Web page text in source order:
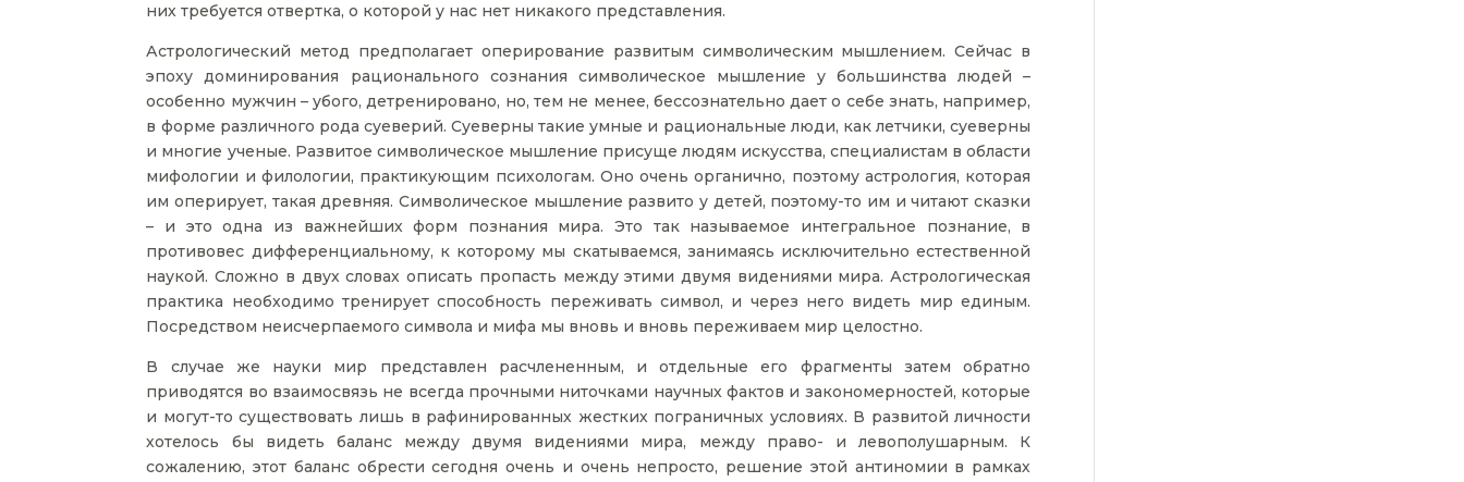
них требуется отвертка, о которой у нас нет никакого представления.
Астрологический метод предполагает оперирование развитым символическим мышлением. Сейчас в
эпоху доминирования рационального сознания символическое мышление у большинства людей –
особенно мужчин – убого, детренировано, но, тем не менее, бессознательно дает о себе знать, например,
в форме различного рода суеверий. Суеверны такие умные и рациональные люди, как летчики, суеверны
и многие ученые. Развитое символическое мышление присуще людям искусства, специалистам в области
мифологии и филологии, практикующим психологам. Оно очень органично, поэтому астрология, которая
им оперирует, такая древняя. Символическое мышление развито у детей, поэтому-то им и читают сказки
– и это одна из важнейших форм познания мира. Это так называемое интегральное познание, в
противовес дифференциальному, к которому мы скатываемся, занимаясь исключительно естественной
наукой. Сложно в двух словах описать пропасть между этими двумя видениями мира. Астрологическая
практика необходимо тренирует способность переживать символ, и через него видеть мир единым.
Посредством неисчерпаемого символа и мифа мы вновь и вновь переживаем мир целостно.
В случае же науки мир представлен расчлененным, и отдельные его фрагменты затем обратно
приводятся во взаимосвязь не всегда прочными ниточками научных фактов и закономерностей, которые
и могут-то существовать лишь в рафинированных жестких пограничных условиях. В развитой личности
хотелось бы видеть баланс между двумя видениями мира, между право- и левополушарным. К
сожалению, этот баланс обрести сегодня очень и очень непросто, решение этой антиномии в рамках